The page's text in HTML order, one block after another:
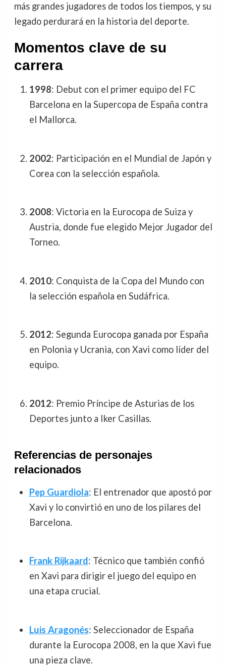
más grandes jugadores de todos los tiempos, y su
legado perdurará en la historia del deporte.
Momentos clave de su
carrera
1998: Debut con el primer equipo del FC
Barcelona en la Supercopa de España contra
el Mallorca.
2002: Participación en el Mundial de Japón y
Corea con la selección española.
2008: Victoria en la Eurocopa de Suiza y
Austria, donde fue elegido Mejor Jugador del
Torneo.
2010: Conquista de la Copa del Mundo con
la selección española en Sudáfrica.
2012: Segunda Eurocopa ganada por España
en Polonia y Ucrania, con Xavi como líder del
equipo.
2012: Premio Príncipe de Asturias de los
Deportes junto a Iker Casillas.
Referencias de personajes
relacionados
Pep Guardiola: El entrenador que apostó por
Xavi y lo convirtió en uno de los pilares del
Barcelona.
Frank Rijkaard: Técnico que también confió
en Xavi para dirigir el juego del equipo en
una etapa crucial.
Luis Aragonés: Seleccionador de España
durante la Eurocopa 2008, en la que Xavi fue
una pieza clave.